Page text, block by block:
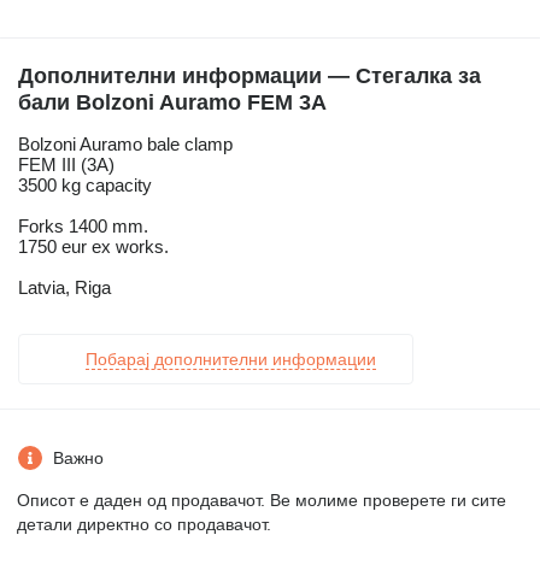
Дополнителни информации — Стегалка за
бали Bolzoni Auramo FEM 3A
Bolzoni Auramo bale clamp
FEM III (3A)
3500 kg capacity
Forks 1400 mm.
1750 eur ex works.
Latvia, Riga
Побарај дополнителни информации
Важно
Описот е даден од продавачот. Ве молиме проверете ги сите
детали директно со продавачот.